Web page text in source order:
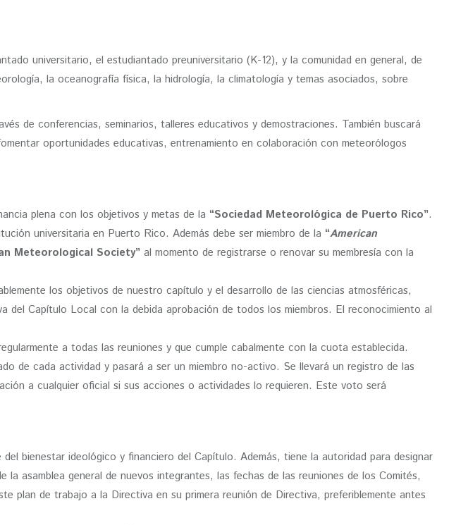
universitario, el estudiantado preuniversitario (K-12), y la comunidad en general, de
la oceanografía física, la hidrología, la climatología y temas asociados, sobre
de conferencias, seminarios, talleres educativos y demostraciones. También buscará
oportunidades educativas, entrenamiento en colaboración con meteorólogos
plena con los objetivos y metas de la “Sociedad Meteorológica de Puerto Rico”.
universitaria en Puerto Rico. Además debe ser miembro de la “American
Meteorological Society” al momento de registrarse o renovar su membresía con la
los objetivos de nuestro capítulo y el desarrollo de las ciencias atmosféricas,
Capítulo Local con la debida aprobación de todos los miembros. El reconocimiento al
a todas las reuniones y que cumple cabalmente con la cuota establecida.
de cada actividad y pasará a ser un miembro no-activo. Se llevará un registro de las
a cualquier oficial si sus acciones o actividades lo requieren. Este voto será
bienestar ideológico y financiero del Capítulo. Además, tiene la autoridad para designar
asamblea general de nuevos integrantes, las fechas de las reuniones de los Comités,
plan de trabajo a la Directiva en su primera reunión de Directiva, preferiblemente antes